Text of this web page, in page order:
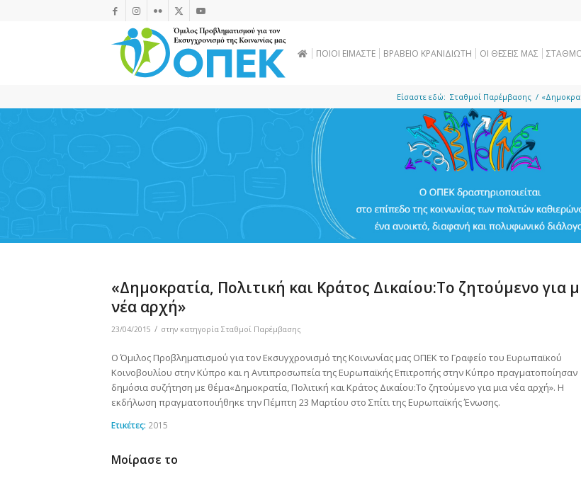
ΠΟΙΟΙ ΕΙΜΑΣΤΕ ΒΡΑΒΕΙΟ ΚΡΑΝΙΔΙΩΤΗ OI ΘΕΣΕΙΣ ΜΑΣ
Είσαστε εδώ: Σταθμοί Παρέμβασης /
«Δημοκρατία, Πολιτική και Κράτος Δικαίου:Το ζητούμενο για
νέα αρχή»
23/04/2015 / στην κατηγορία Σταθμοί Παρέμβασης
O Όμιλος Προβληματισμού για τον Εκσυγχρονισμό της Κοινωνίας μας ΟΠΕΚ το Γραφείο του Ευρωπαϊκού
Κοινοβουλίου στην Κύπρο και η Αντιπροσωπεία της Ευρωπαϊκής Επιτροπής στην Κύπρο πραγματοποίησαν
δημόσια συζήτηση με θέμα«Δημοκρατία, Πολιτική και Κράτος Δικαίου:Το ζητούμενο για μια νέα αρχή». Η
εκδήλωση πραγματοποιήθηκε την Πέμπτη 23 Μαρτίου στο Σπίτι της Ευρωπαϊκής Ένωσης.
Ετικέτες: 2015
Μοίρασε το